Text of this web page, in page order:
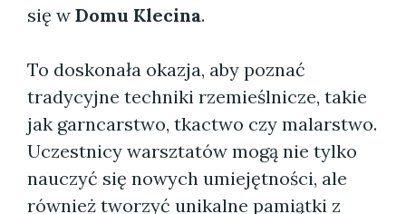
się w Domu Klecina.
To doskonała okazja, aby poznać
tradycyjne techniki rzemieślnicze, takie
jak garncarstwo, tkactwo czy malarstwo.
Uczestnicy warsztatów mogą nie tylko
nauczyć się nowych umiejętności, ale
również tworzyć unikalne pamiątki z